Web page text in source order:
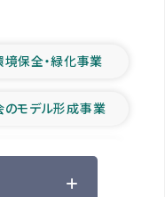
保全・緑化事業
モデル形成事業
声